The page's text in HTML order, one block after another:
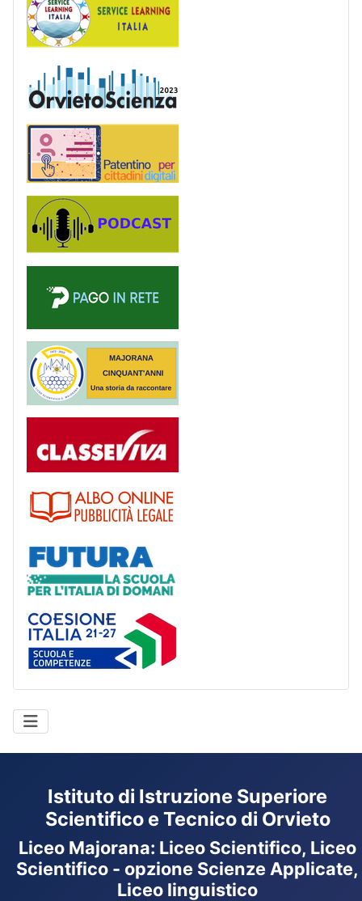
Podcast
PagoinRete
Istituto di Istruzione Superiore
Scientifico e Tecnico di Orvieto
Liceo Majorana: Liceo Scientifico, Liceo
Scientifico - opzione Scienze Applicate,
Liceo linguistico